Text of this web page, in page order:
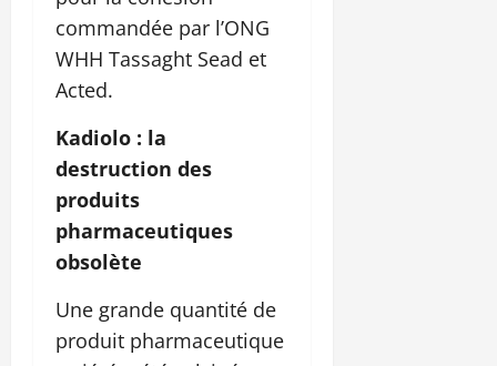
commandée par l’ONG
WHH Tassaght Sead et
Acted.
Kadiolo : la
destruction des
produits
pharmaceutiques
obsolète
Une grande quantité de
produit pharmaceutique